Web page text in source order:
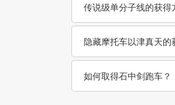
传说级单分子线的获得
隐藏摩托车以津真天的
如何取得石中剑跑车？